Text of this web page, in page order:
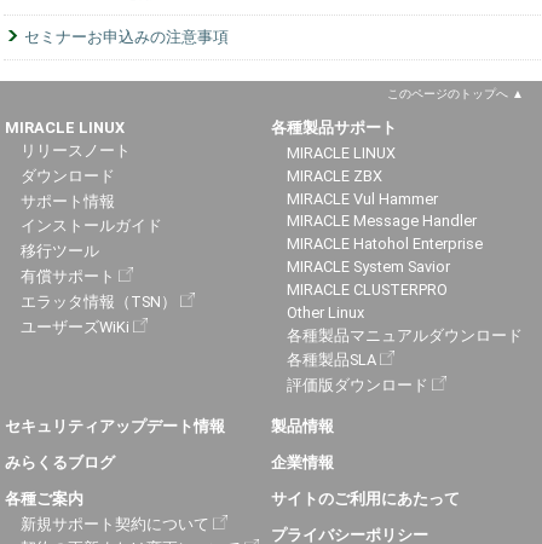
セミナーお申込みの注意事項
このページのトップへ
MIRACLE LINUX
リリースノート
ダウンロード
サポート情報
インストールガイド
移行ツール
有償サポート
エラッタ情報（TSN）
ユーザーズWiKi
各種製品サポート
MIRACLE LINUX
MIRACLE ZBX
MIRACLE Vul Hammer
MIRACLE Message Handler
MIRACLE Hatohol Enterprise
MIRACLE System Savior
MIRACLE CLUSTERPRO
Other Linux
各種製品マニュアルダウンロード
各種製品SLA
評価版ダウンロード
セキュリティアップデート情報
みらくるブログ
各種ご案内
新規サポート契約について
製品情報
企業情報
サイトのご利用にあたって
プライバシーポリシー